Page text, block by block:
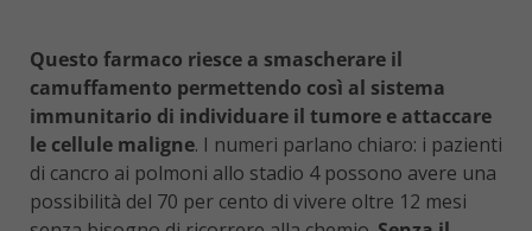
Questo farmaco riesce a smascherare il
camuffamento permettendo così al sistema
immunitario di individuare il tumore e attaccare
le cellule maligne. I numeri parlano chiaro: i pazienti
di cancro ai polmoni allo stadio 4 possono avere una
possibilità del 70 per cento di vivere oltre 12 mesi